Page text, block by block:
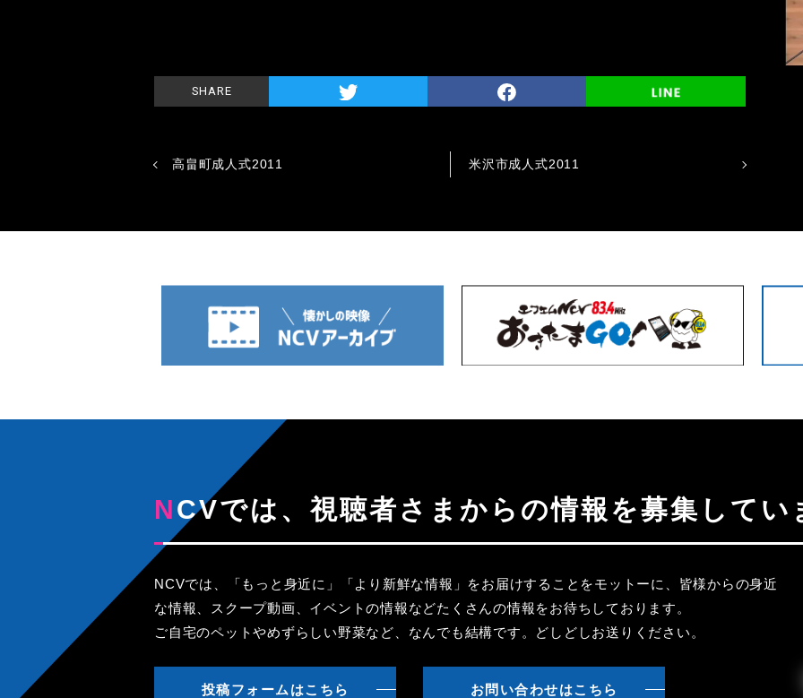
SHARE
高畠町成人式2011 米沢市成人式2011
NCVでは、視聴者さまからの情報を募集してい
NCVでは、「もっと身近に」「より新鮮な情報」をお届けすることをモットーに、皆様からの身近
な情報、スクープ動画、イベントの情報などたくさんの情報をお待ちしております。
ご自宅のペットやめずらしい野菜など、なんでも結構です。どしどしお送りください。
投稿フォームはこちら お問い合わせはこちら